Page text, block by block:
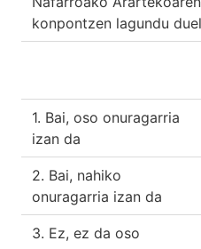
konpontzen lagundu
1. Bai, oso onuragarria
izan da
2. Bai, nahiko
onuragarria izan da
3. Ez, ez da oso